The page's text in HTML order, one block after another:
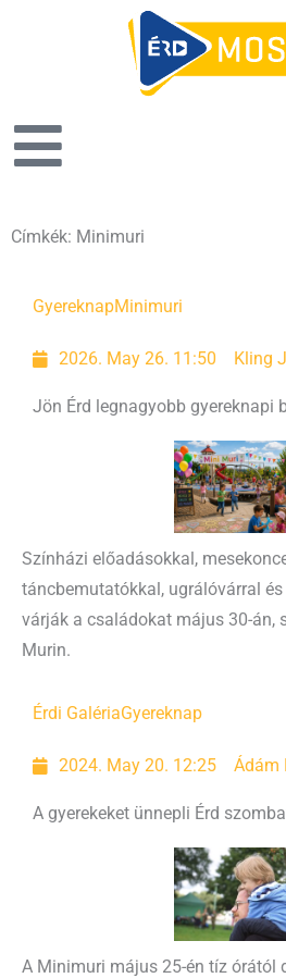
Címkék: Minimuri
GyereknapMinimuri
2026. May 26. 11:50 Kling
Jön Érd legnagyobb gyereknapi
Színházi előadásokkal,
táncbemutatókkal, ugrálóvárral és
várják a családokat május 30-án,
Murin.
Érdi GalériaGyereknap
2024. May 20. 12:25 Ádám
A gyerekeket ünnepli Érd
A Minimuri május 25-én tíz órától